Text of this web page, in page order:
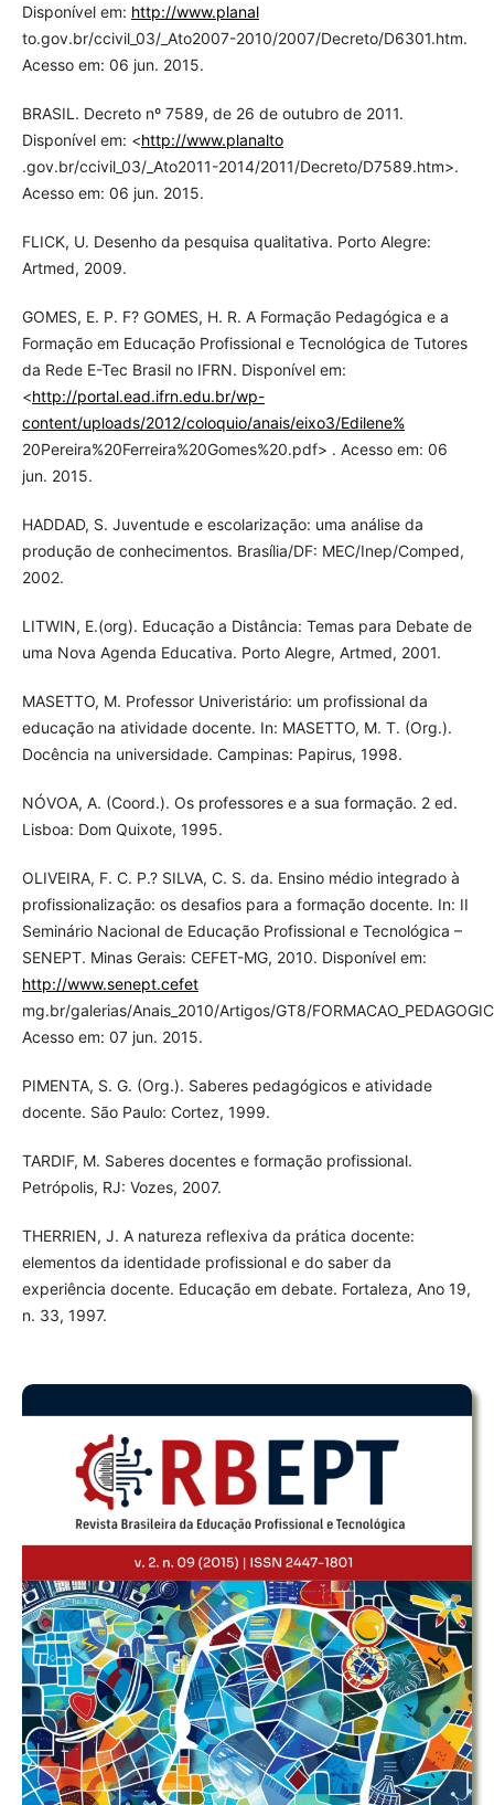
Disponível em: http://www.planal
to.gov.br/ccivil_03/_Ato2007-2010/2007/Decreto/D6301.htm.
Acesso em: 06 jun. 2015.
BRASIL. Decreto nº 7589, de 26 de outubro de 2011.
Disponível em: <http://www.planalto
.gov.br/ccivil_03/_Ato2011-2014/2011/Decreto/D7589.htm>.
Acesso em: 06 jun. 2015.
FLICK, U. Desenho da pesquisa qualitativa. Porto Alegre:
Artmed, 2009.
GOMES, E. P. F? GOMES, H. R. A Formação Pedagógica e a
Formação em Educação Profissional e Tecnológica de Tutores
da Rede E-Tec Brasil no IFRN. Disponível em:
<http://portal.ead.ifrn.edu.br/wp-
content/uploads/2012/coloquio/anais/eixo3/Edilene%
20Pereira%20Ferreira%20Gomes%20.pdf> . Acesso em: 06
jun. 2015.
HADDAD, S. Juventude e escolarização: uma análise da
produção de conhecimentos. Brasília/DF: MEC/Inep/Comped,
2002.
LITWIN, E.(org). Educação a Distância: Temas para Debate de
uma Nova Agenda Educativa. Porto Alegre, Artmed, 2001.
MASETTO, M. Professor Univeristário: um profissional da
educação na atividade docente. In: MASETTO, M. T. (Org.).
Docência na universidade. Campinas: Papirus, 1998.
NÓVOA, A. (Coord.). Os professores e a sua formação. 2 ed.
Lisboa: Dom Quixote, 1995.
OLIVEIRA, F. C. P.? SILVA, C. S. da. Ensino médio integrado à
profissionalização: os desafios para a formação docente. In: II
Seminário Nacional de Educação Profissional e Tecnológica –
SENEPT. Minas Gerais: CEFET-MG, 2010. Disponível em:
http://www.senept.cefet
mg.br/galerias/Anais_2010/Artigos/GT8/
Acesso em: 07 jun. 2015.
PIMENTA, S. G. (Org.). Saberes pedagógicos e atividade
docente. São Paulo: Cortez, 1999.
TARDIF, M. Saberes docentes e formação profissional.
Petrópolis, RJ: Vozes, 2007.
THERRIEN, J. A natureza reflexiva da prática docente:
elementos da identidade profissional e do saber da
experiência docente. Educação em debate. Fortaleza, Ano 19,
n. 33, 1997.